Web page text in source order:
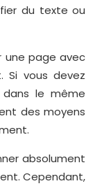
du texte ou
une page avec
Si vous devez
le même
des moyens
absolument
Cependant,